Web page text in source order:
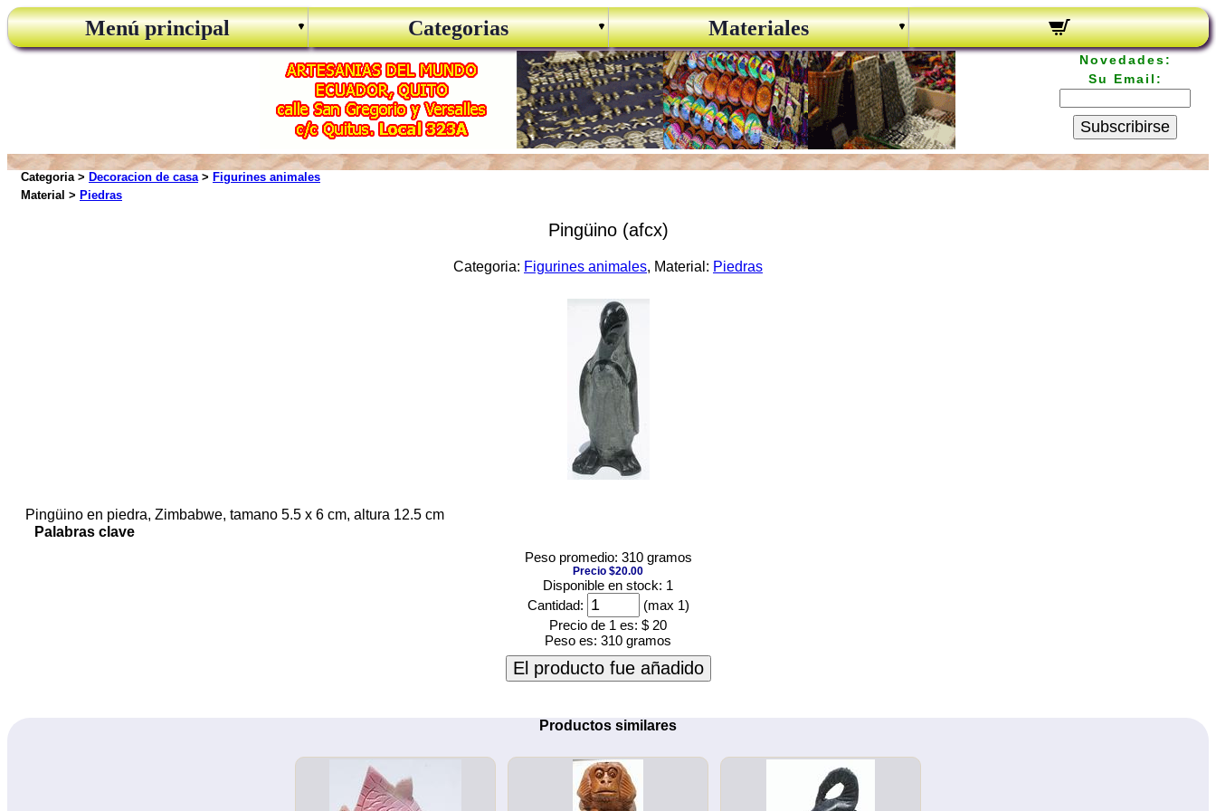
Menú principal Categorias Materiales
Novedades:
Su Email:
Subscribirse
Categoria > Decoracion de casa> Figurines animales
Material > Piedras
Pingüino (afcx)
Categoria: Figurines animales, Material: Piedras
Pingüino en piedra, Zimbabwe, tamano 5.5 x 6 cm, altura 12.5 cm
Palabras clave
Peso promedio: 310 gramos
Precio $20.00
Disponible en stock: 1
Cantidad:
(max 1)
Precio de 1 es: $ 20
Peso es: 310 gramos
El producto fue añadido
Productos similares